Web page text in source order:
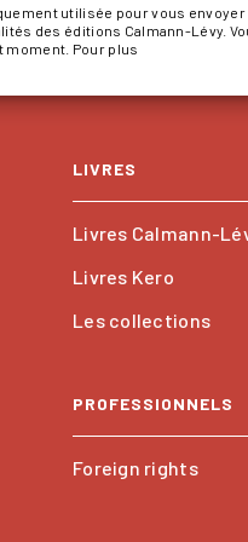
utilisée pour vous envoyer
des éditions Calmann-Lévy.
moment. Pour plus
LIVRES
Livres Calmann-
Livres Kero
Les collections
PROFESSIONNELS
Foreign rights